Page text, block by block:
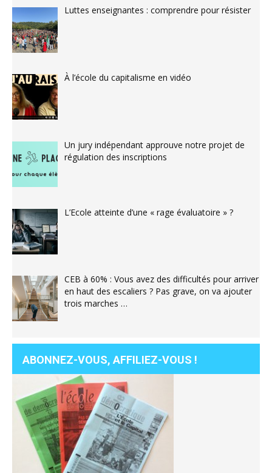
Luttes enseignantes : comprendre pour résister
À l’école du capitalisme en vidéo
Un jury indépendant approuve notre projet de
régulation des inscriptions
L’Ecole atteinte d’une « rage évaluatoire » ?
CEB à 60% : Vous avez des difficultés pour arriver
en haut des escaliers ? Pas grave, on va ajouter
trois marches …
ABONNEZ-VOUS, AFFILIEZ-VOUS !